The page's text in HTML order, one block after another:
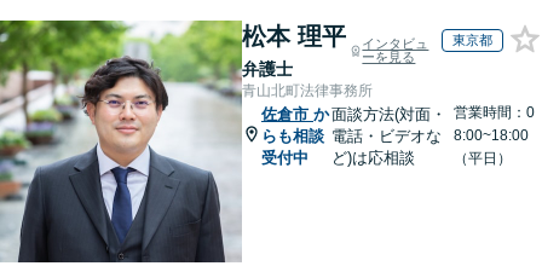
松本 理平
弁護士
インタビュ
ーを見る
東京都
青山北町法律事務所
佐倉市 か
らも相談
受付中
面談方法(対面・
電話・ビデオな
ど)は応相談
営業時間：0
8:00~18:00
（平日）